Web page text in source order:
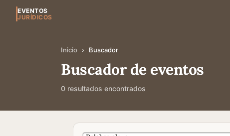
EVENTOS
JURÍDICOS
Inicio › Buscador
Buscador de eventos
0 resultados encontrados